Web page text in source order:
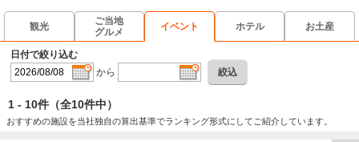
観光
ご当地
グルメ
イベント ホテル お土産
日付で絞り込む
から
絞込
1 - 10件 （全10件中）
おすすめの施設を当社独自の算出基準でランキング形式にしてご紹介しています。